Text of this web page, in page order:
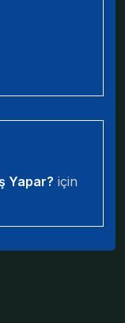
Yapar? için